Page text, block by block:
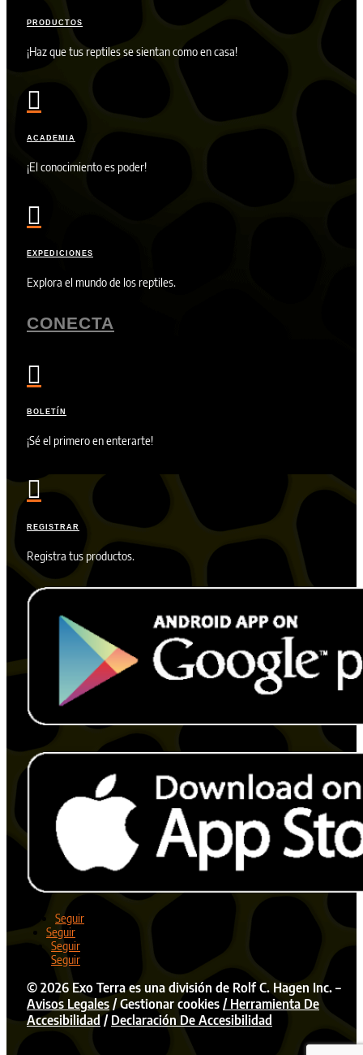
PRODUCTOS
¡Haz que tus reptiles se sientan como en casa!

ACADEMIA
¡El conocimiento es poder!

EXPEDICIONES
Explora el mundo de los reptiles.
CONECTA

BOLETÍN
¡Sé el primero en enterarte!

REGISTRAR
Registra tus productos.
Seguir
Seguir
Seguir
Seguir
© 2026 Exo Terra es una división de Rolf C. Hagen Inc. –
Avisos Legales /Gestionar cookies / Herramienta De
Accesibilidad / Declaración De Accesibilidad